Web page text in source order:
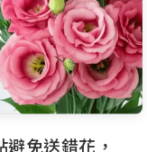
免送錯花，